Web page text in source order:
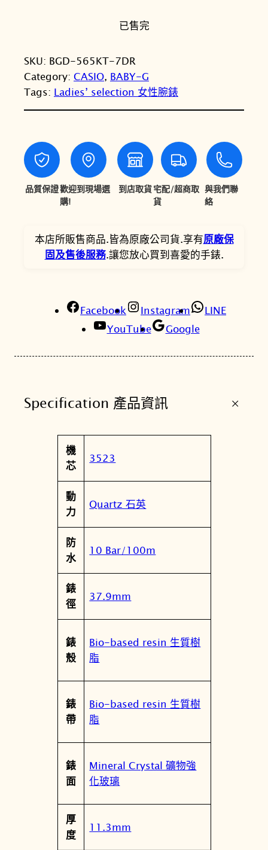
價
：
N
T
4
,
3
0
。
T
3
4
0
。
已售完
SKU: BGD-565KT-7DR
Category: CASIO, BABY-G
Tags: Ladies’ selection 女性腕錶
品質保證歡迎到現場選
購!
到店取貨宅配/超商取
貨
與我們聯
絡
本店所販售商品.皆為原廠公司貨.享有原廠保
固及售後服務.讓您放心買到喜愛的手錶.
Facebook Instagram
LINE
YouTube
Google
Specification 產品資訊 +
屬
性
值
機
芯
3523
動
力
Quartz 石英
防
水
10 Bar/100m
錶
徑
37.9mm
錶
殼
Bio-based resin 生質樹
脂
錶
帶
Bio-based resin 生質樹
脂
錶
面
Mineral Crystal 礦物強
化玻璃
厚
度
11.3mm